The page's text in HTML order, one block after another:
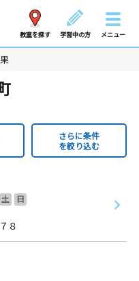
教室を探す 学習中の方 メニュー
さらに条件
を絞り込む
土
日
８